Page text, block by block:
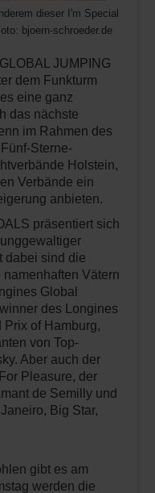
dieser I'm Special de
bjoern-schroeder.de
JUMPING
dem Funkturm
eine ganz
das nächste
im Rahmen des
Sterne-
Holstein,
Verbände ein
anbieten.
präsentiert sich
dabei sind die
Vätern
Global
des Longines
Prix of Hamburg,
von Top-
Aber auch der
Pleasure, der
de Semilly und
Big Star,
gibt es am
werden die